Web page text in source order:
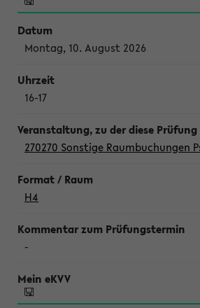
Montag, 10. August 2026
16-17
270270 Sonstige Raumbuchungen
H4
-